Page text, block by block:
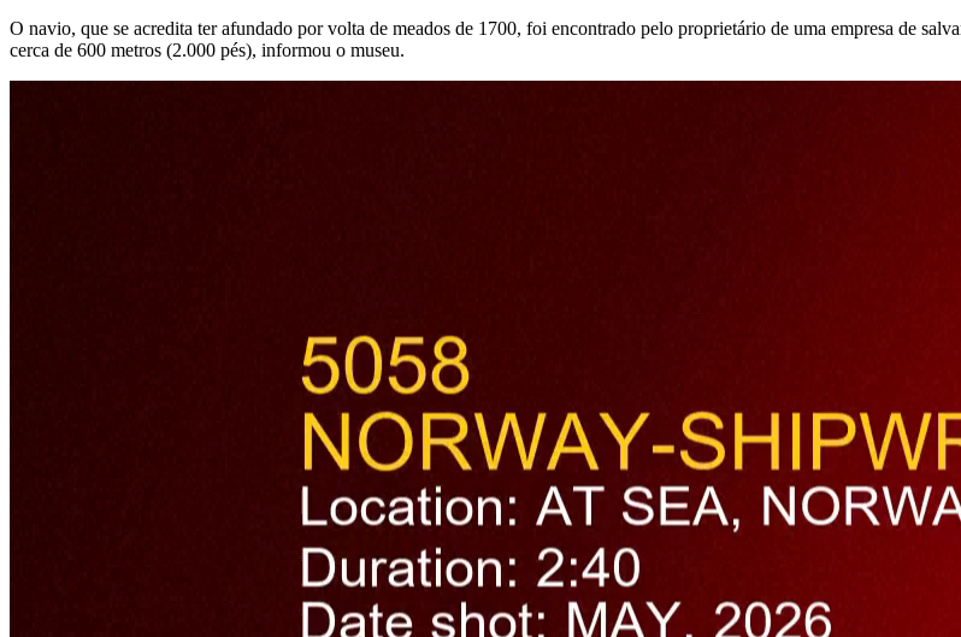
O navio, que se acredita ter afundado por volta de meados de 1700, foi encontrado pelo proprietário de uma empresa de
cerca de 600 metros (2.000 pés), informou o museu.